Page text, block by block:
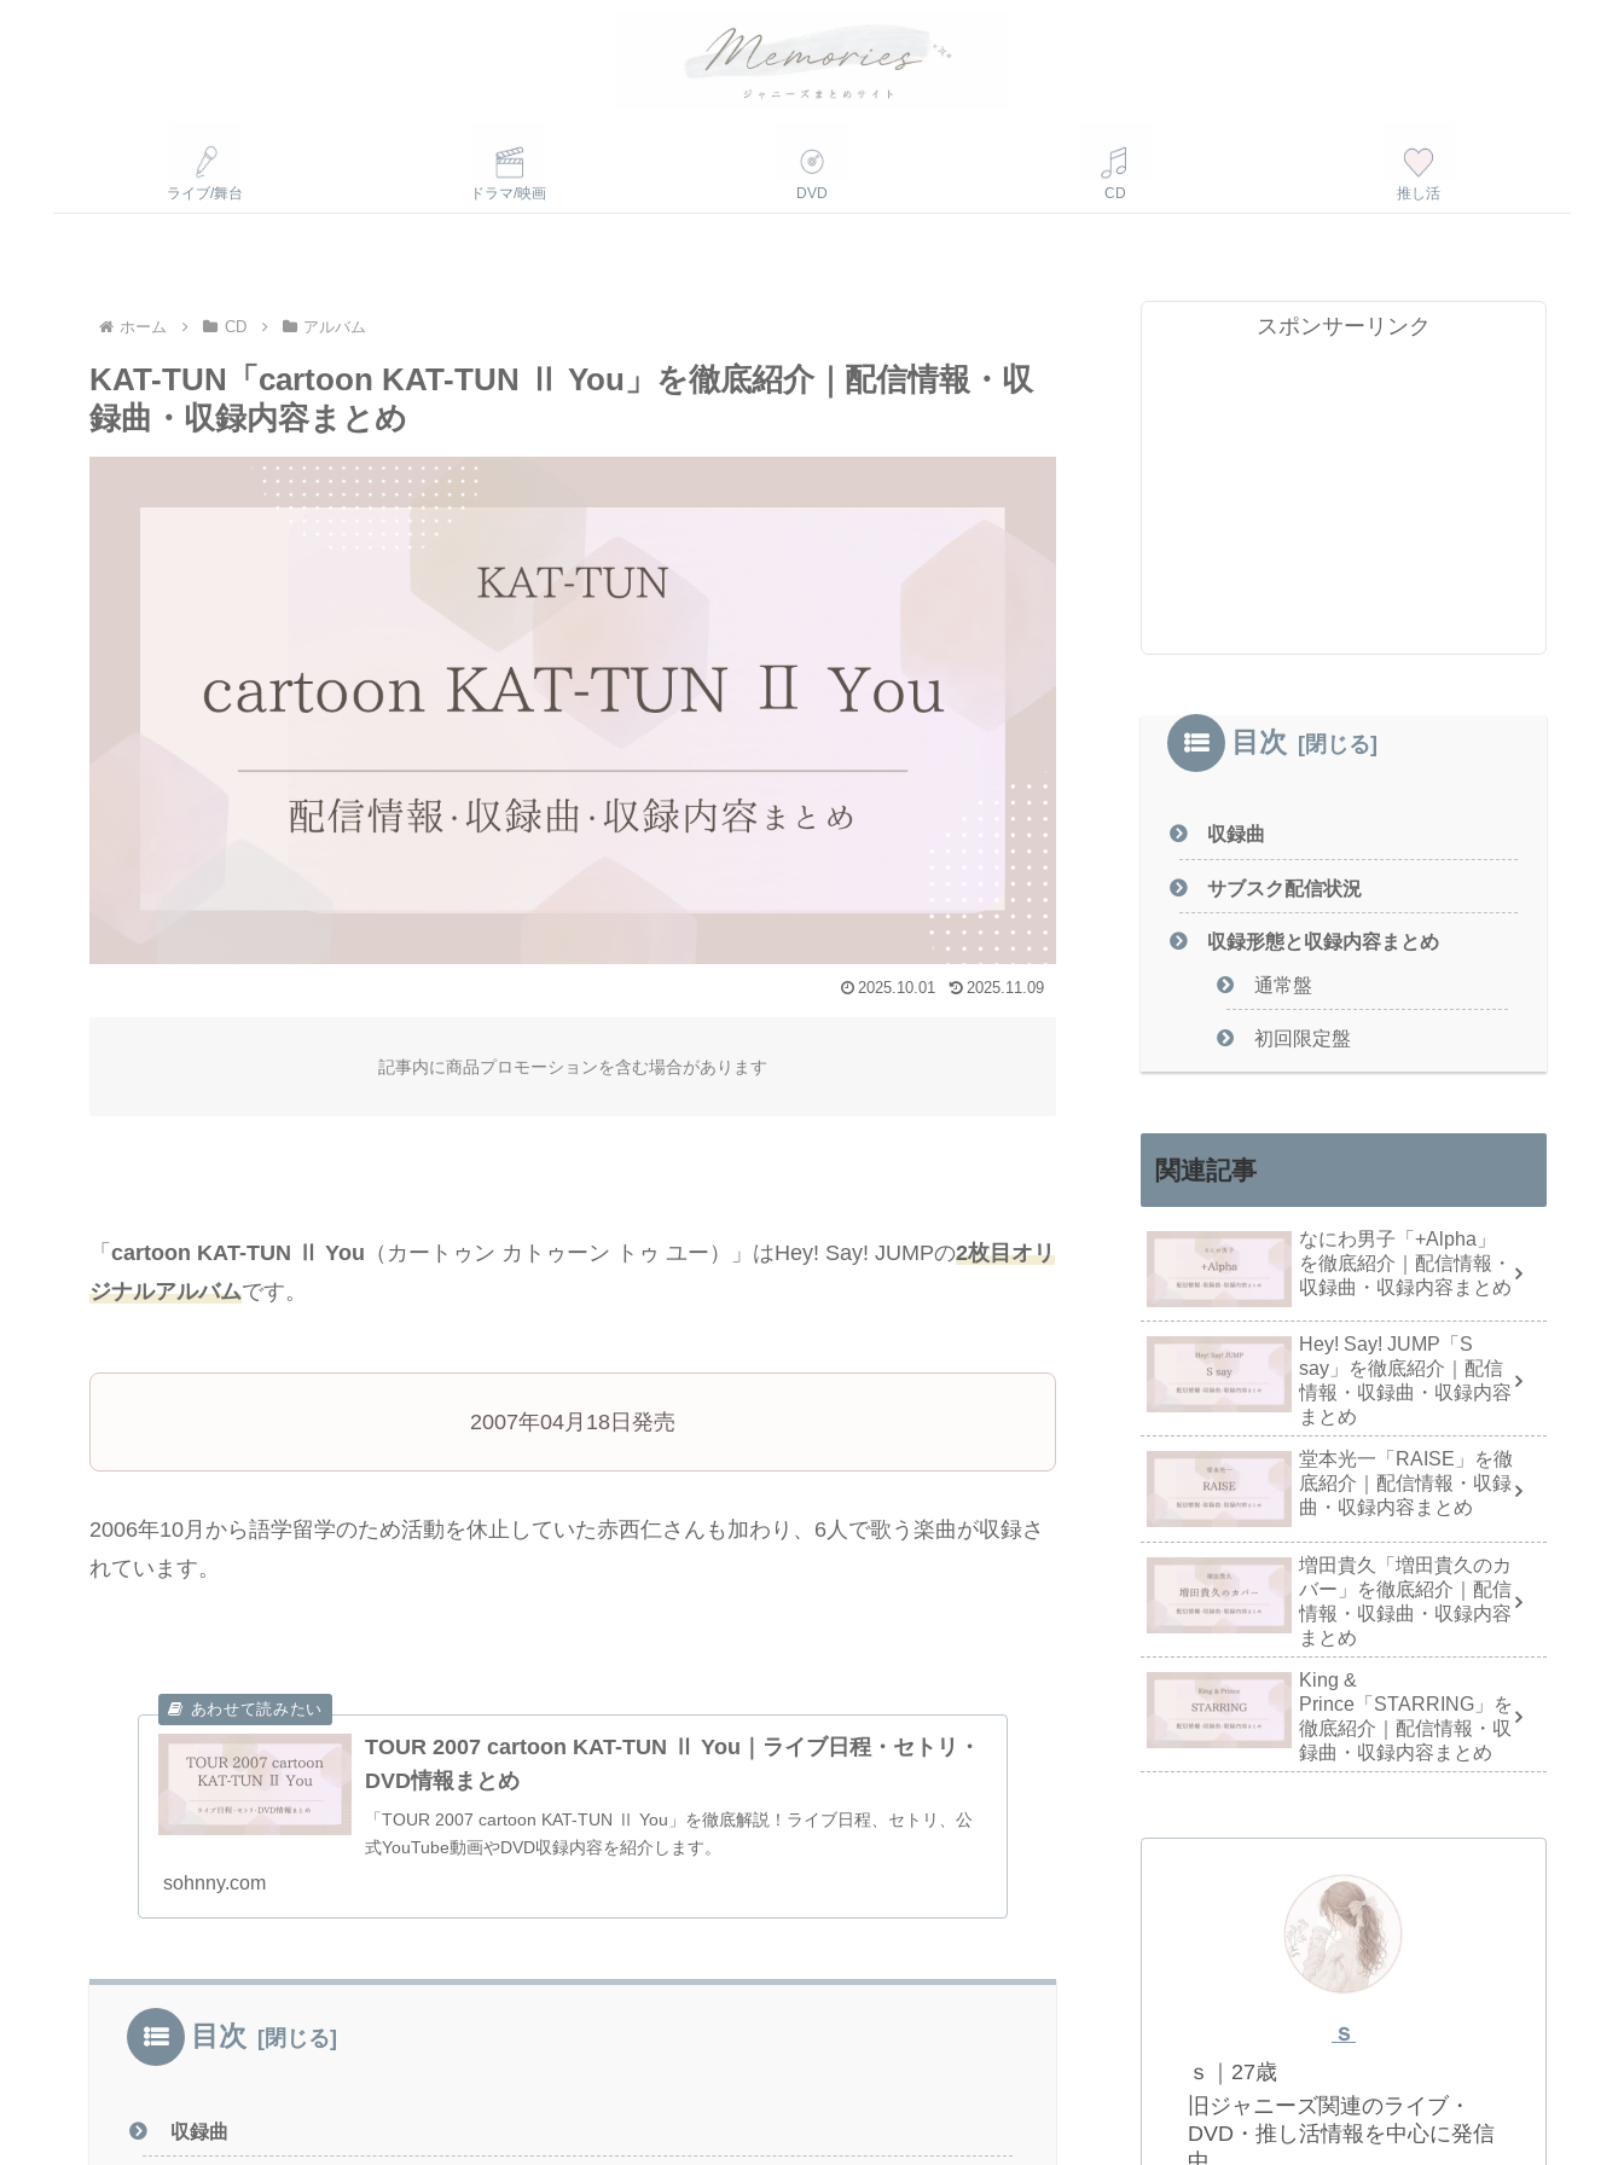
ライブ/舞台 ドラマ/映画 DVD CD 推し活
ホーム CD アルバム
KAT-TUN「cartoon KAT-TUN Ⅱ You」を徹底紹介｜配信情報・収
録曲・収録内容まとめ
2025.10.01 2025.11.09
記事内に商品プロモーションを含む場合があります
「 cartoon KAT-TUN Ⅱ You （カートゥン カトゥーン トゥ ユー）」はHey! Say! JUMPの2枚目オリ
ジナルアルバムです。
2007年04月18日発売
2006年10月から語学留学のため活動を休止していた赤西仁さんも加わり、6人で歌う楽曲が収録さ
れています。
TOUR 2007 cartoon KAT-TUN Ⅱ You｜ライブ日程・セトリ・
DVD情報まとめ
「TOUR 2007 cartoon KAT-TUN Ⅱ You」を徹底解説！ライブ日程、セトリ、公
式YouTube動画やDVD収録内容を紹介します。
sohnny.com
目次
収録曲
スポンサーリンク
目次
収録曲
サブスク配信状況
収録形態と収録内容まとめ
通常盤
初回限定盤
関連記事
なにわ男子「+Alpha」
を徹底紹介｜配信情報・
収録曲・収録内容まとめ
Hey! Say! JUMP「S
say」を徹底紹介｜配信
情報・収録曲・収録内容
まとめ
堂本光一「RAISE」を徹
底紹介｜配信情報・収録
曲・収録内容まとめ
増田貴久「増田貴久のカ
バー」を徹底紹介｜配信
情報・収録曲・収録内容
まとめ
King &
Prince「STARRING」を
徹底紹介｜配信情報・収
録曲・収録内容まとめ
ｓ
ｓ｜27歳
旧ジャニーズ関連のライブ・
DVD・推し活情報を中心に発信